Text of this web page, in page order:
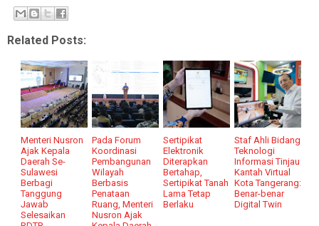
Related Posts:
Menteri Nusron
Ajak Kepala
Daerah Se-
Sulawesi
Berbagi
Tanggung
Jawab
Selesaikan
Pada Forum
Koordinasi
Pembangunan
Wilayah
Berbasis
Penataan
Ruang, Menteri
Nusron Ajak
Sertipikat
Elektronik
Diterapkan
Bertahap,
Sertipikat Tanah
Lama Tetap
Berlaku
Staf Ahli Bidang
Teknologi
Informasi Tinjau
Kantah Virtual
Kota Tangerang:
Benar-benar
Digital Twin